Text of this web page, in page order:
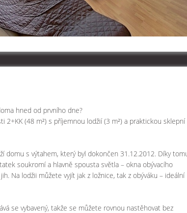
hned od prvního dne?
2+KK (48 m²) s příjemnou lodžií (3 m²) a praktickou sklepní
domu s výtahem, který byl dokončen 31.12.2012. Díky
soukromí a hlavně spousta světla – okna obývacího
Na lodžii můžete vyjít jak z ložnice, tak z obýváku – ideální
se vybavený, takže se můžete rovnou nastěhovat bez